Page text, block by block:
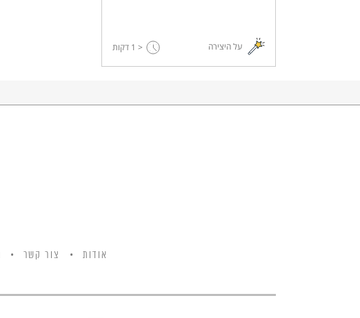
על היצירה < 1 דקות
אודות צור קשר